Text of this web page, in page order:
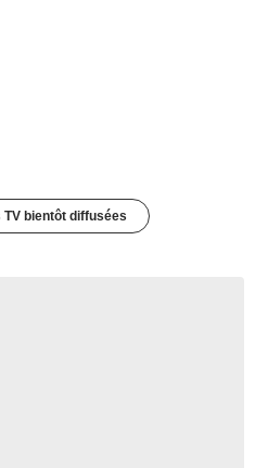
bientôt diffusées